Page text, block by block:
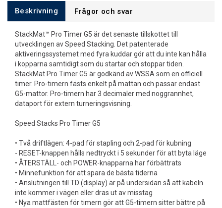
Beskrivning Frågor och svar
StackMat™ Pro Timer G5 är det senaste tillskottet till
utvecklingen av Speed Stacking. Det patenterade
aktiveringssystemet med fyra kuddar gör att du inte kan hålla
i kopparna samtidigt som du startar och stoppar tiden.
StackMat Pro Timer G5 är godkänd av WSSA som en officiell
timer. Pro-timern fästs enkelt på mattan och passar endast
G5-mattor. Pro-timern har 3 decimaler med noggrannhet,
dataport för extern turneringsvisning.
Speed Stacks Pro Timer G5
• Två driftlägen: 4-pad för stapling och 2-pad för kubning
- RESET-knappen hålls nedtryckt i 5 sekunder för att byta läge
• ÅTERSTÄLL- och POWER-knapparna har förbättrats
• Minnefunktion för att spara de bästa tiderna
• Anslutningen till TD (display) är på undersidan så att kabeln
inte kommer i vägen eller dras ut av misstag
• Nya mattfästen för timern gör att G5-timern sitter bättre på